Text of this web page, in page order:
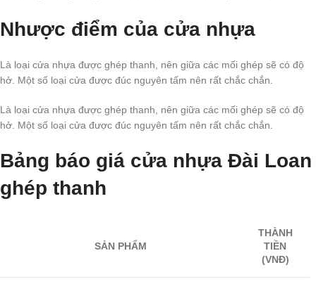
Nhược điểm của cửa nhựa
Là loại cửa nhựa được ghép thanh, nên giữa các mối ghép sẽ có độ
hở. Một số loại cửa được đúc nguyên tấm nên rất chắc chắn.
Là loại cửa nhựa được ghép thanh, nên giữa các mối ghép sẽ có độ
hở. Một số loại cửa được đúc nguyên tấm nên rất chắc chắn.
Bảng báo giá cửa nhựa Đài Loan
ghép thanh
SẢN PHẨM
THÀNH
TIỀN
(VNĐ)